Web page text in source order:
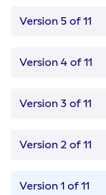
Version 5 of 11
Version 4 of 11
Version 3 of 11
Version 2 of 11
Version 1 of 11